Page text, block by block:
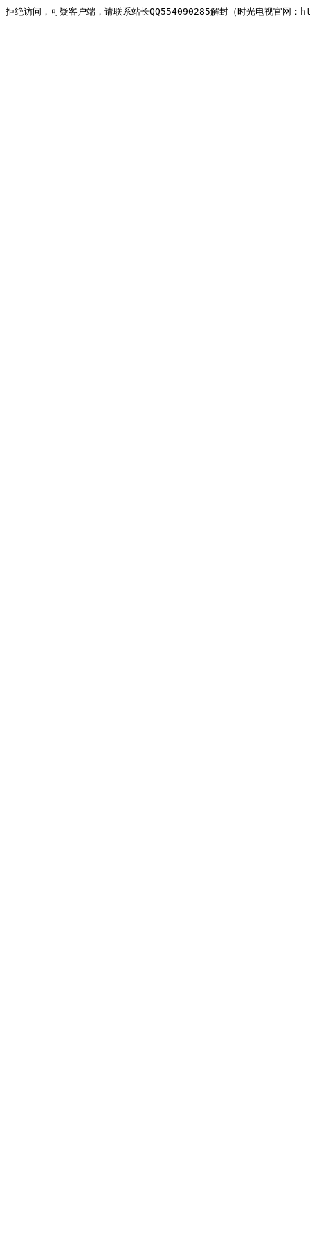
拒绝访问，可疑客户端，请联系站长QQ554090285解封（时光电视官